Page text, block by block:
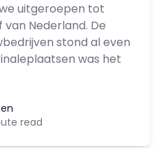
uitgeroepen tot
Nederland. De
stond al even
was het
read